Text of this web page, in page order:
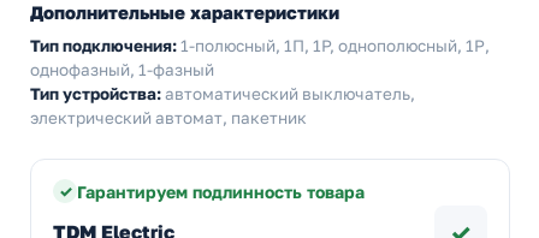
Дополнительные характеристики
Тип подключения:1-полюсный, 1П, 1P, однополюсный, 1Р,
однофазный, 1-фазный
Тип устройства:автоматический выключатель,
электрический автомат, пакетник
Гарантируем подлинность товара
TDM Electric ✓